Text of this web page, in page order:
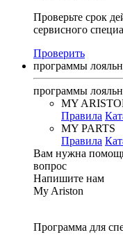
Проверьте срок
сервисного
Проверить
программы
программы
MY
Правила
MY PARTS
Правила
Вам нужна
вопрос
Напишите нам
My Ariston
Программа для